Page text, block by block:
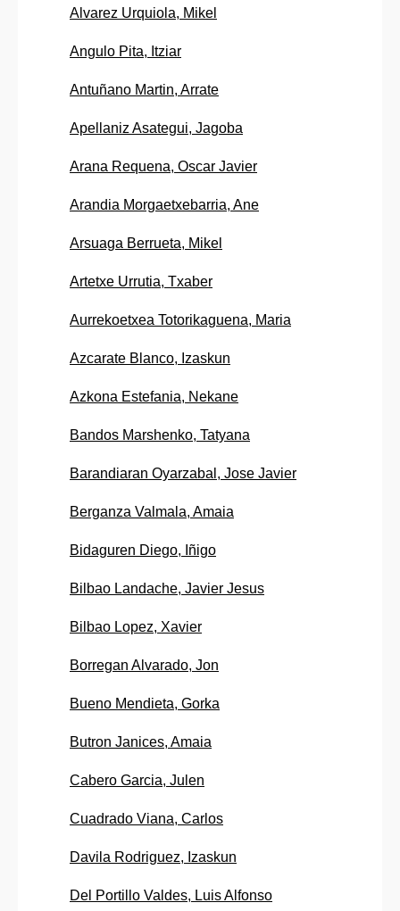
Alvarez Urquiola, Mikel
Angulo Pita, Itziar
Antuñano Martin, Arrate
Apellaniz Asategui, Jagoba
Arana Requena, Oscar Javier
Arandia Morgaetxebarria, Ane
Arsuaga Berrueta, Mikel
Artetxe Urrutia, Txaber
Aurrekoetxea Totorikaguena, Maria
Azcarate Blanco, Izaskun
Azkona Estefania, Nekane
Bandos Marshenko, Tatyana
Barandiaran Oyarzabal, Jose Javier
Berganza Valmala, Amaia
Bidaguren Diego, Iñigo
Bilbao Landache, Javier Jesus
Bilbao Lopez, Xavier
Borregan Alvarado, Jon
Bueno Mendieta, Gorka
Butron Janices, Amaia
Cabero Garcia, Julen
Cuadrado Viana, Carlos
Davila Rodriguez, Izaskun
Del Portillo Valdes, Luis Alfonso